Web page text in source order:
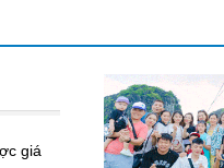
giá